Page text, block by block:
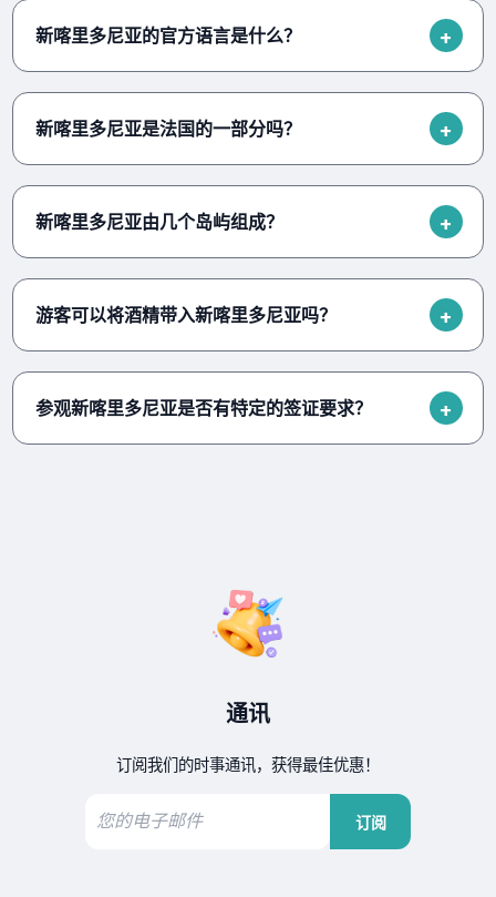
新喀里多尼亚的官方语言是什么？
新喀里多尼亚是法国的一部分吗？
新喀里多尼亚由几个岛屿组成？
游客可以将酒精带入新喀里多尼亚吗？
参观新喀里多尼亚是否有特定的签证要求？
通讯
订阅我们的时事通讯，获得最佳优惠！
订阅